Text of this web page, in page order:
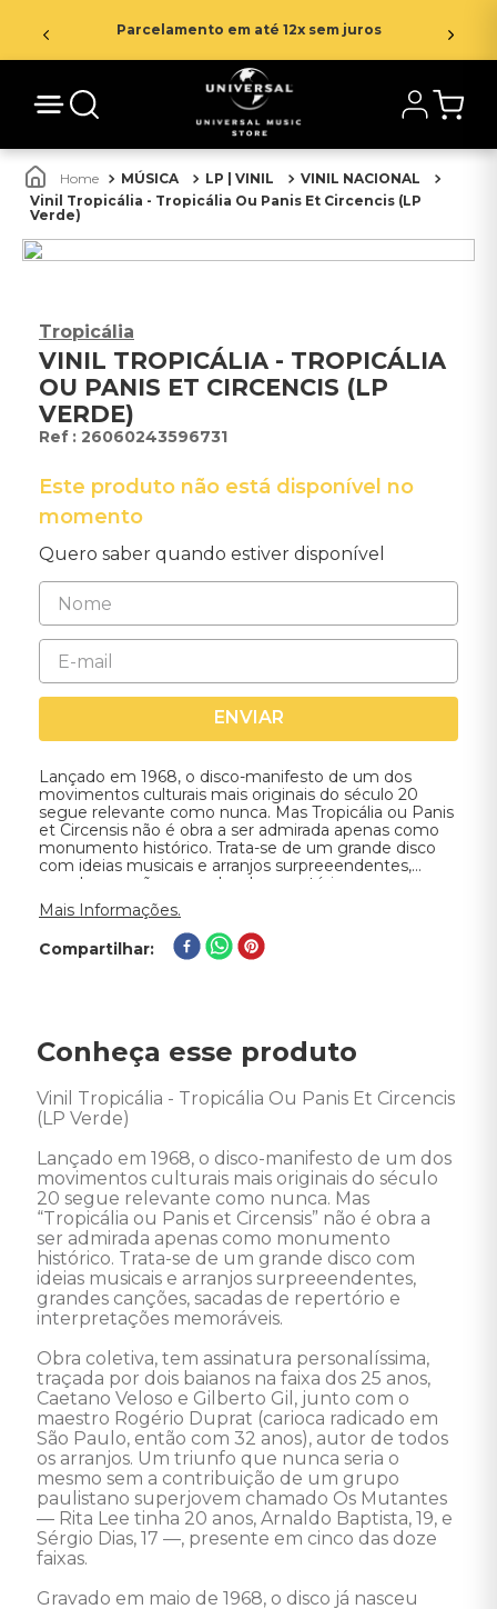
Parcelamento em até 12x sem juros
MÚSICA LP | VINIL
VINIL NACIONAL
Vinil Tropicália - Tropicália Ou Panis Et Circencis (LP
Verde)
Tropicália
VINIL TROPICÁLIA - TROPICÁLIA
OU PANIS ET CIRCENCIS (LP
VERDE)
: 26060243596731
Este produto não está disponível no
momento
Quero saber quando estiver disponível
ENVIAR
Lançado em 1968, o disco-manifesto de um dos
movimentos culturais mais originais do século 20
segue relevante como nunca. Mas Tropicália ou Panis
et Circensis não é obra a ser admirada apenas como
monumento histórico. Trata-se de um grande disco
com ideias musicais e arranjos surpreeendentes,
grandes canções, sacadas de repertório e
interpretações memoráveis.
Mais Informações.
Compartilhar
Conheça esse produto
Vinil Tropicália - Tropicália Ou Panis Et Circencis
(LP Verde)
Lançado em 1968, o disco-manifesto de um dos
movimentos culturais mais originais do século
20 segue relevante como nunca. Mas
“Tropicália ou Panis et Circensis” não é obra a
ser admirada apenas como monumento
histórico. Trata-se de um grande disco com
ideias musicais e arranjos surpreeendentes,
grandes canções, sacadas de repertório e
interpretações memoráveis.
Obra coletiva, tem assinatura personalíssima,
traçada por dois baianos na faixa dos 25 anos,
Caetano Veloso e Gilberto Gil, junto com o
maestro Rogério Duprat (carioca radicado em
São Paulo, então com 32 anos), autor de todos
os arranjos. Um triunfo que nunca seria o
mesmo sem a contribuição de um grupo
paulistano superjovem chamado Os Mutantes
— Rita Lee tinha 20 anos, Arnaldo Baptista, 19, e
Sérgio Dias, 17 —, presente em cinco das doze
faixas.
Gravado em maio de 1968, o disco já nasceu